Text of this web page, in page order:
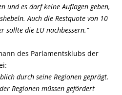
und es darf keine Auflagen geben,
Auch die Restquote von 10
sollte die EU nachbessern.“
des Parlamentsklubs der
durch seine Regionen geprägt.
Regionen müssen gefördert